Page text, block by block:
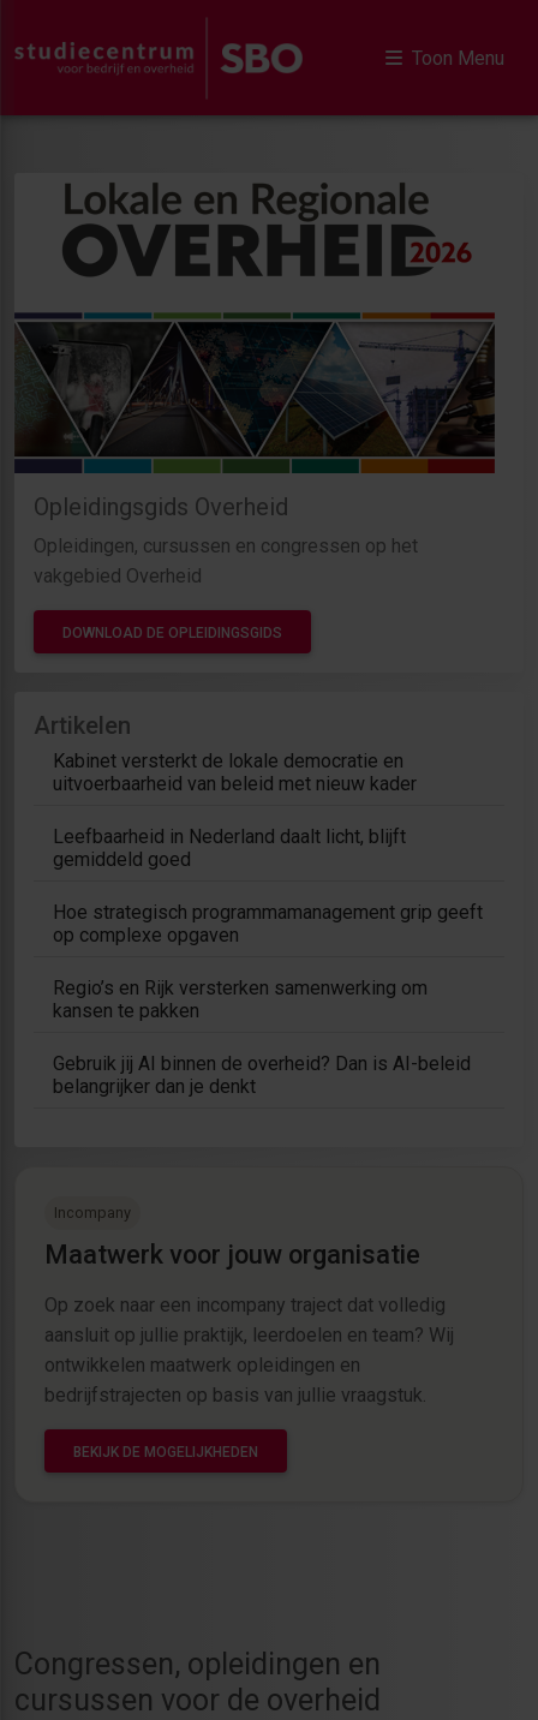
Toon Menu
Opleidingsgids Overheid
Opleidingen, cursussen en congressen op het
vakgebied Overheid
DOWNLOAD DE OPLEIDINGSGIDS
Artikelen
Kabinet versterkt de lokale democratie en
uitvoerbaarheid van beleid met nieuw kader
Leefbaarheid in Nederland daalt licht, blijft
gemiddeld goed
Hoe strategisch programmamanagement grip geeft
op complexe opgaven
Regio’s en Rijk versterken samenwerking om
kansen te pakken
Gebruik jij AI binnen de overheid? Dan is AI-beleid
belangrijker dan je denkt
Incompany
Maatwerk voor jouw organisatie
Op zoek naar een incompany traject dat volledig
aansluit op jullie praktijk, leerdoelen en team? Wij
ontwikkelen maatwerk opleidingen en
bedrijfstrajecten op basis van jullie vraagstuk.
BEKIJK DE MOGELIJKHEDEN
Congressen, opleidingen en
cursussen voor de overheid